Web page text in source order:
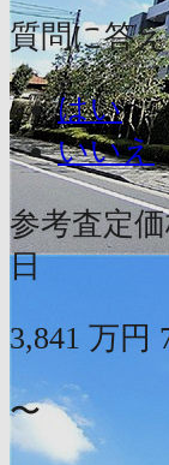
質問に答
はい
いいえ
参考査定
日
3,841 万円
〜